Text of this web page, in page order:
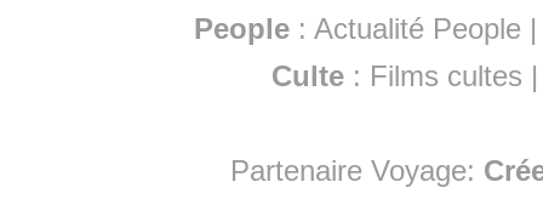
People :Actualité People
Culte : Films cultes
Partenaire Voyage: